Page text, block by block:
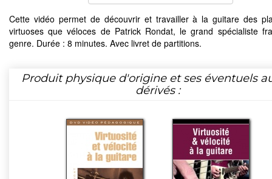
Cette vidéo permet de découvrir et travailler à la guitare des
virtuoses que véloces de Patrick Rondat, le grand spécialiste
genre. Durée : 8 minutes. Avec livret de partitions.
Produit physique d'origine et ses éventuels
dérivés :